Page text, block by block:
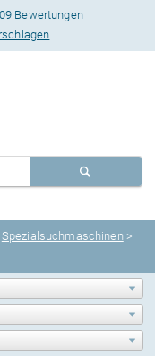
Bewertungen
Spezialsuchmaschinen >